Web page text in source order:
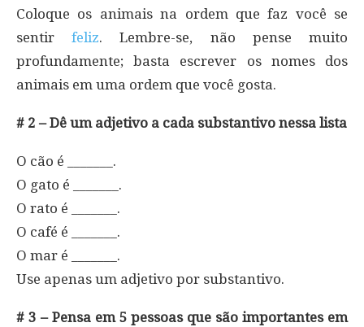
Coloque os animais na ordem que faz você se
sentirfeliz. Lembre-se, não pense muito
profundamente; basta escrever os nomes dos
animais em uma ordem que você gosta.
# 2 – Dê um adjetivo a cada substantivo nessa lista
O cão é _______.
O gato é _______.
O rato é _______.
O café é _______.
O mar é _______.
Use apenas um adjetivo por substantivo.
# 3 – Pensa em 5 pessoas que são importantes em